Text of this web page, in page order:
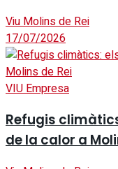
Viu Molins de Rei
17/07/2026
VIU Empresa
Refugis
de la calor a